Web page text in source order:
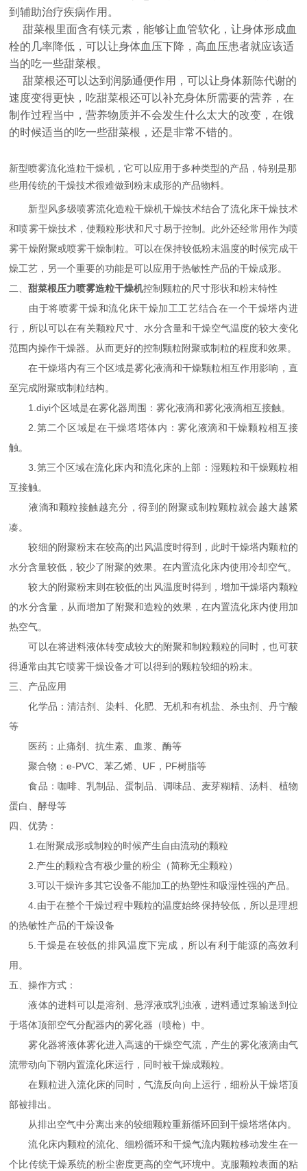
到辅助治疗疾病作用。
甜菜根里面含有镁元素，能够让血管软化，让身体形成血
栓的几率降低，可以让身体血压下降，高血压患者就应该适
当的吃一些甜菜根。
甜菜根还可以达到润肠通便作用，可以让身体新陈代谢的
速度变得更快，吃甜菜根还可以补充身体所需要的营养，在
制作过程当中，营养物质并不会发生什么太大的改变，在饿
的时候适当的吃一些甜菜根，还是非常不错的。
新型喷雾流化造粒干燥机，它可以应用于多种类型的产品，特别是那
些用传统的干燥技术很难做到粉末成形的产品物料。
新型风多级喷雾流化造粒干燥机干燥技术结合了流化床干燥技术
和喷雾干燥技术，使颗粒形状和尺寸易于控制。此外还经常用作为喷
雾干燥附聚或喷雾干燥制粒。可以在保持较低粉末温度的时候完成干
燥工艺，另一个重要的功能是可以应用于热敏性产品的干燥成形。
二、甜菜根压力喷雾造粒干燥机控制颗粒的尺寸形状和粉末特性
由于将喷雾干燥和流化床干燥加工工艺结合在一个干燥塔内进
行，所以可以在有关颗粒尺寸、水分含量和干燥空气温度的较大变化
范围内操作干燥器。从而更好的控制颗粒附聚或制粒的程度和效果。
在干燥塔内有三个区域是雾化液滴和干燥颗粒相互作用影响，直
至完成附聚或制粒结构。
1.diyi个区域是在雾化器周围：雾化液滴和雾化液滴相互接触。
2.第二个区域是在干燥塔塔体内：雾化液滴和干燥颗粒相互接
触。
3.第三个区域在流化床内和流化床的上部：湿颗粒和干燥颗粒相
互接触。
液滴和颗粒接触越充分，得到的附聚或制粒颗粒就会越大越紧
凑。
较细的附聚粉末在较高的出风温度时得到，此时干燥塔内颗粒的
水分含量较低，较少了附聚的效果。在内置流化床内使用冷却空气。
较大的附聚粉末则在较低的出风温度时得到，增加干燥塔内颗粒
的水分含量，从而增加了附聚和造粒的效果，在内置流化床内使用加
热空气。
可以在将进料液体转变成较大的附聚和制粒颗粒的同时，也可获
得通常由其它喷雾干燥设备才可以得到的颗粒较细的粉末。
三、产品应用
化学品：清洁剂、染料、化肥、无机和有机盐、杀虫剂、丹宁酸
等
医药：止痛剂、抗生素、血浆、酶等
聚合物：e-PVC、苯乙烯、UF，PF树脂等
食品：咖啡、乳制品、蛋制品、调味品、麦芽糊精、汤料、植物
蛋白、酵母等
四、优势：
1.在附聚成形或制粒的时候产生自由流动的颗粒
2.产生的颗粒含有极少量的粉尘（简称无尘颗粒）
3.可以干燥许多其它设备不能加工的热塑性和吸湿性强的产品。
4.由于在整个干燥过程中颗粒的温度始终保持较低，所以是理想
的热敏性产品的干燥设备
5.干燥是在较低的排风温度下完成，所以有利于能源的高效利
用。
五、操作方式：
液体的进料可以是溶剂、悬浮液或乳浊液，进料通过泵输送到位
于塔体顶部空气分配器内的雾化器（喷枪）中。
雾化器将液体雾化进入高速的干燥空气流，产生的雾化液滴由气
流带动向下朝内置流化床运行，同时被干燥成颗粒。
在颗粒进入流化床的同时，气流反向向上运行，细粉从干燥塔顶
部被排出。
从排出空气中分离出来的较细颗粒重新循环回到干燥塔塔体内。
流化床内颗粒的流化、细粉循环和干燥气流内颗粒移动发生在一
个比传统干燥系统的粉尘密度更高的空气环境中。克服颗粒表面的粘